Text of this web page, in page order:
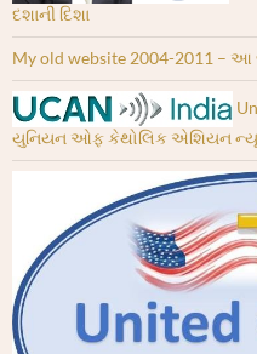
દશાની દિશા
My old website 2004-2011 –
યુનિયન ઓફ કેથોલિક એશિયન